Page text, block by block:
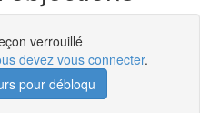
verrouillé
devez vous connecter.
pour débloqu